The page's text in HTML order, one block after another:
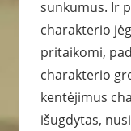
sunkumus. Ir
charakterio
pritaikomi,
charakterio
kentėjimus
išugdytas,